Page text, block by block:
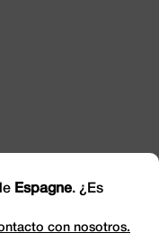
Espagne. ¿Es
con nosotros.